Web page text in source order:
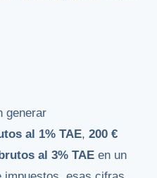
generar
al 1% TAE, 200 €
al 3% TAE en un